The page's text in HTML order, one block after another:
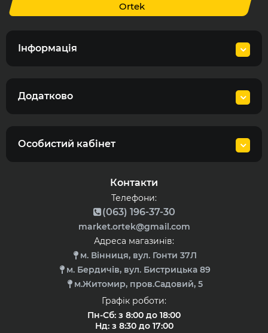
Ortek
Інформація
Додатково
Особистий кабінет
Контакти
Телефони:
(063) 196-37-30
market.ortek@gmail.com
Адреса магазинів:
м. Вінниця, вул. Гонти 37Л
м. Бердичів, вул. Бистрицька 89
м.Житомир, пров.Садовий, 5
Графік роботи:
Пн-Сб: з 8:00 до 18:00
Нд: з 8:30 до 17:00